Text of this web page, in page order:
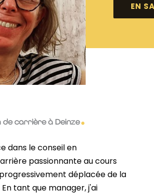
EN
carrière à Deinze
dans le conseil en
passionnante au cours
déplacée de la
tant que manager, j'ai